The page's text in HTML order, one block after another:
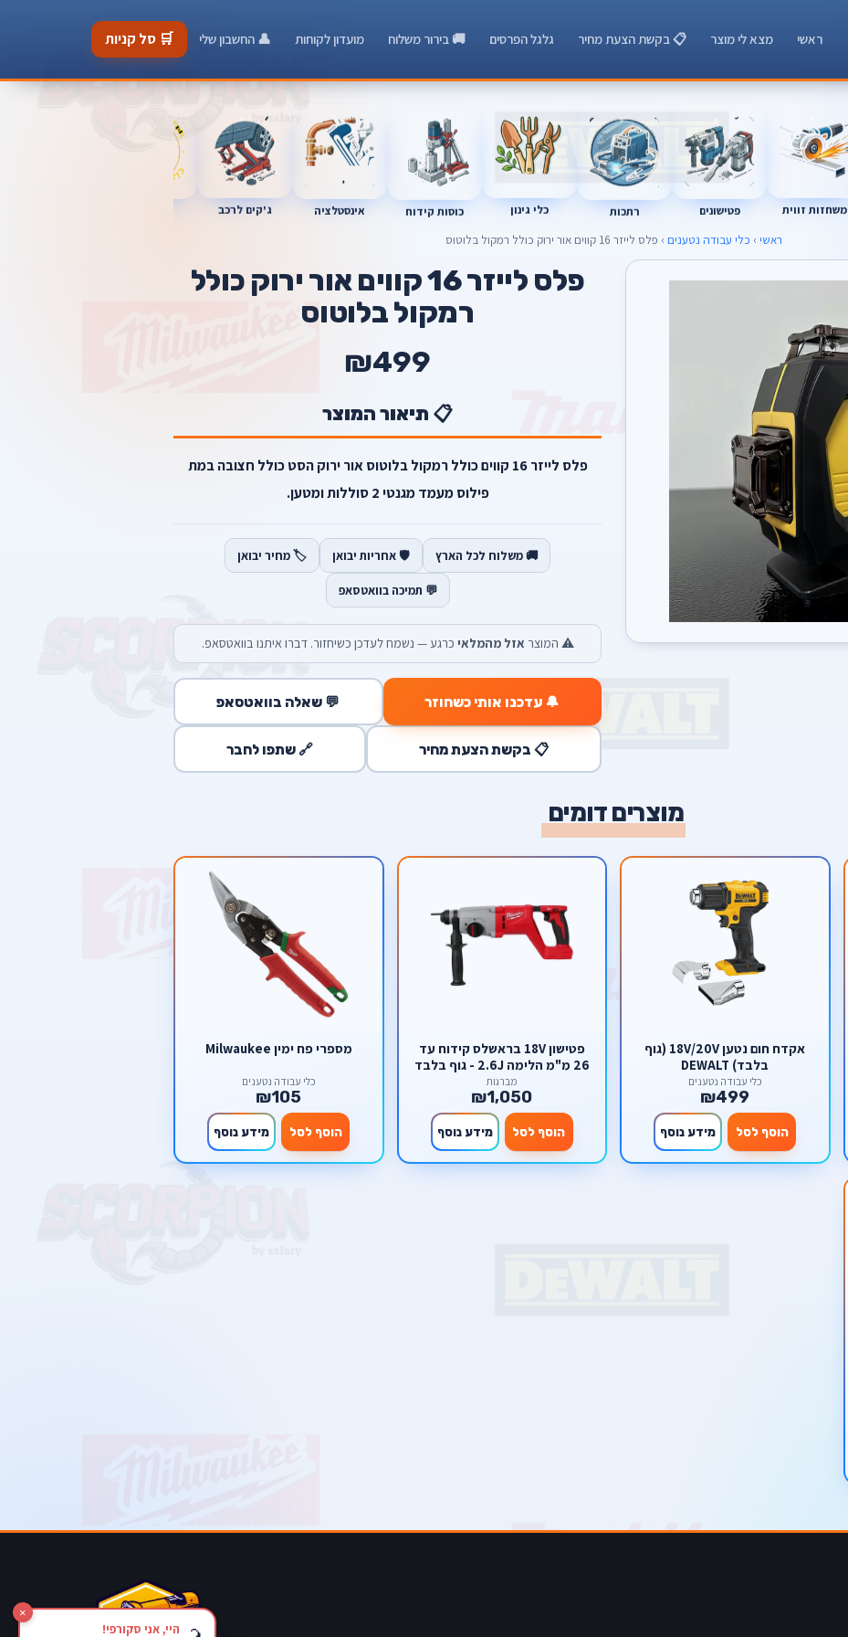
ראשי מצא לי מוצר 📋 בקשת הצעת מחיר גלגל הפרסים 🚚 בירור משלוח מועדון לקוחות 👤 החשבון שלי 🛒 סל קניות
משחזות זווית פטישונים רתכות כלי גינון כוסות קידוח אינסטלציה ג'קים לרכב
ראשי › כלי עבודה נטענים › פלס לייזר 16 קווים אור ירוק כולל רמקול בלוטוס
פלס לייזר 16 קווים אור ירוק כולל
רמקול בלוטוס
₪499
📋 תיאור המוצר
פלס לייזר 16 קווים כולל רמקול בלוטוס אור ירוק הסט כולל חצובה במת
פילוס מעמד מגנטי 2 סוללות ומטען.
🚚 משלוח לכל הארץ 🛡️ אחריות יבואן 🏷️ מחיר יבואן
💬 תמיכה בוואטסאפ
⚠️ המוצר אזל מהמלאי כרגע — נשמח לעדכן כשיחזור. דברו איתנו בוואטסאפ.
🔔 עדכנו אותי כשחוזר 💬 שאלה בוואטסאפ
📋 בקשת הצעת מחיר 🔗 שתפו לחבר
מוצרים דומים
אקדח חום נטען 18V/20V (גוף
בלבד) DEWALT
כלי עבודה נטענים
₪499
הוסף לסל מידע נוסף
פטישון 18V בראשלס קידוח עד
26 מ"מ הלימה 2.6J - גוף בלבד
מברגות
₪1,050
הוסף לסל מידע נוסף
מספרי פח ימין Milwaukee
כלי עבודה נטענים
₪105
הוסף לסל מידע נוסף
×
היי, אני סקורפי!